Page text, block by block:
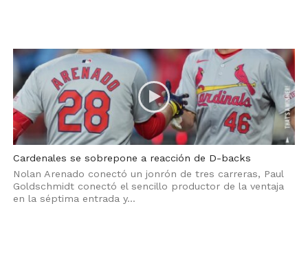
Cardenales se sobrepone a reacción de D-backs
Nolan Arenado conectó un jonrón de tres carreras, Paul
Goldschmidt conectó el sencillo productor de la ventaja
en la séptima entrada y...